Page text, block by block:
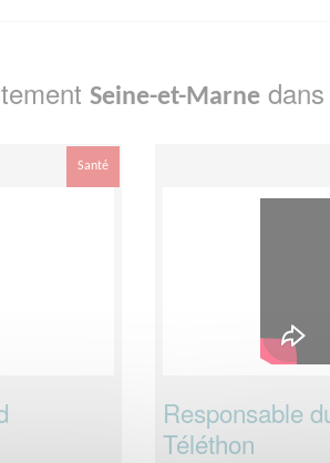
Seine-et-Marne
Santé
Responsable
Téléthon